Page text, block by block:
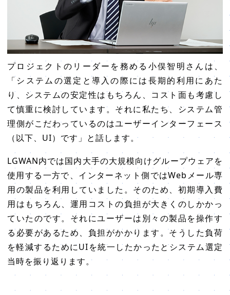
プロジェクトのリーダーを務める小俣智明さんは、
「システムの選定と導入の際には長期的利用にあた
り、システムの安定性はもちろん、コスト面も考慮し
て慎重に検討しています。それに私たち、システム管
理側がこだわっているのはユーザーインターフェース
（以下、UI）です」と話します。
LGWAN内では国内大手の大規模向けグループウェアを
使用する一方で、インターネット側ではWebメール専
用の製品を利用していました。そのため、初期導入費
用はもちろん、運用コストの負担が大きくのしかかっ
ていたのです。それにユーザーは別々の製品を操作す
る必要があるため、負担がかかります。そうした負荷
を軽減するためにUIを統一したかったとシステム選定
当時を振り返ります。